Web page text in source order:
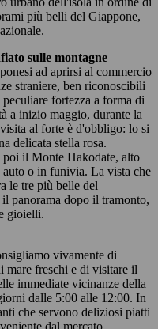
più belli del Giappone,
sulle montagne
ad aprirsi al commercio
straniere, ben riconoscibili
fortezza a forma di
a inizio maggio, durante la
al forte è d'obbligo: lo si
delicata stella rosa.
il Monte Hakodate, alto
auto o in funivia. La vista che
le tre più belle del
panorama dopo il tramonto,
gioielli.
vivamente di
mare freschi e di visitare il
immediate vicinanze della
dalle 5:00 alle 12:00. In
che servono deliziosi piatti
dal mercato.